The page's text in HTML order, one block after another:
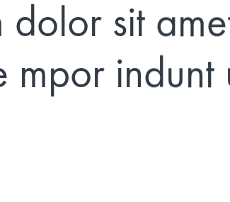
dolor sit
mpor indunt